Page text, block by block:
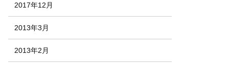
2017年12月
2013年3月
2013年2月